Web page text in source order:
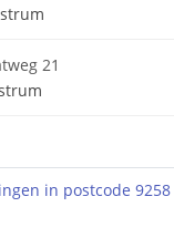
21
in postcode 9258